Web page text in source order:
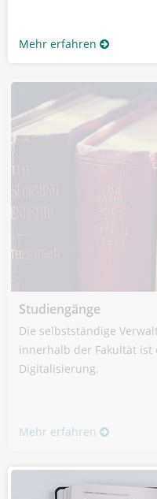
Mehr erfahren
Studiengänge
Die selbstständige
innerhalb der Fakultät
Digitalisierung.
Mehr erfahren